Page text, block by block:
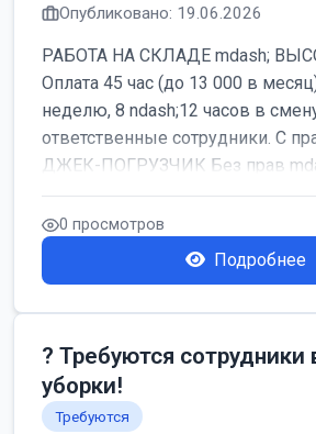
Опубликовано: 19.06.2026
РАБОТА НА СКЛАДЕ mdash;
Оплата 45 час (до 13 000 в
неделю, 8 ndash;12 часов в
ответственные сотрудники. С
ДЖЕК-ПОГРУЗЧИК Без прав
0 просмотров
Подробнее
? Требуются сотрудники
уборки!
Требуются